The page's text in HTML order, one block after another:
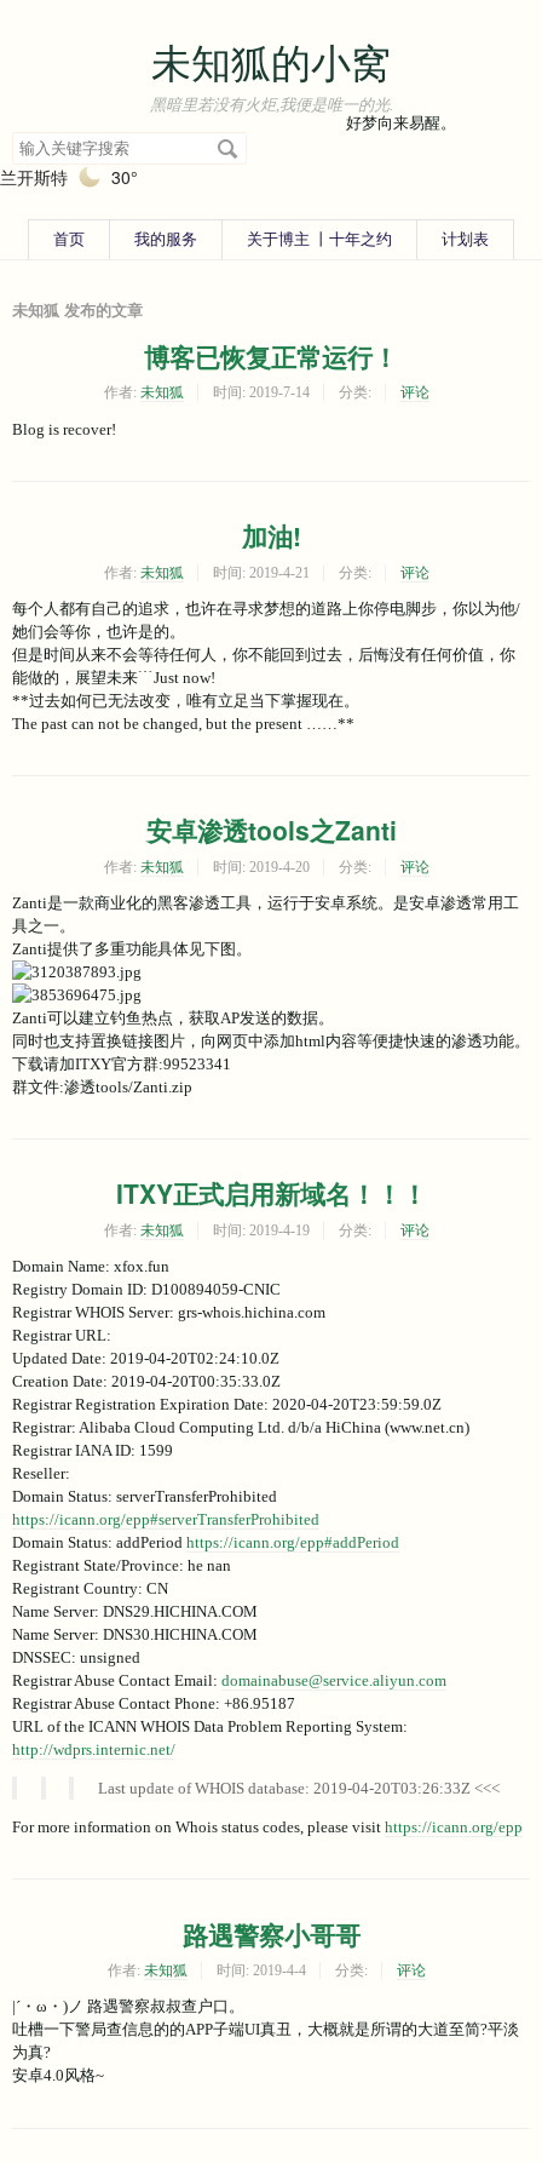
未知狐的小窝
黑暗里若没有火炬,我便是唯一的光.
搜
索
关
好梦向来易醒。
兰开斯特 30°
首页 我的服务 关于博主 丨十年之约 计划表
未知狐 发布的文章
博客已恢复正常运行！
作者: 未知狐 时间: 2019-7-14 分类: 评论
Blog is recover!
加油!
作者: 未知狐 时间: 2019-4-21 分类: 评论
每个人都有自己的追求，也许在寻求梦想的道路上你停电脚步，你以为他/
她们会等你，也许是的。
但是时间从来不会等待任何人，你不能回到过去，后悔没有任何价值，你
能做的，展望未来﹉Just now!
**过去如何已无法改变，唯有立足当下掌握现在。
The past can not be changed, but the present ……**
安卓渗透tools之Zanti
作者: 未知狐 时间: 2019-4-20 分类: 评论
Zanti是一款商业化的黑客渗透工具，运行于安卓系统。是安卓渗透常用工
具之一。
Zanti提供了多重功能具体见下图。
Zanti可以建立钓鱼热点，获取AP发送的数据。
同时也支持置换链接图片，向网页中添加html内容等便捷快速的渗透功能。
下载请加ITXY官方群:99523341
群文件:渗透tools/Zanti.zip
ITXY正式启用新域名！！！
作者: 未知狐 时间: 2019-4-19 分类: 评论
Domain Name: xfox.fun
Registry Domain ID: D100894059-CNIC
Registrar WHOIS Server: grs-whois.hichina.com
Registrar URL:
Updated Date: 2019-04-20T02:24:10.0Z
Creation Date: 2019-04-20T00:35:33.0Z
Registrar Registration Expiration Date: 2020-04-20T23:59:59.0Z
Registrar: Alibaba Cloud Computing Ltd. d/b/a HiChina (www.net.cn)
Registrar IANA ID: 1599
Reseller:
Domain Status: serverTransferProhibited
https://icann.org/epp#serverTransferProhibited
Domain Status: addPeriod https://icann.org/epp#addPeriod
Registrant State/Province: he nan
Registrant Country: CN
Name Server: DNS29.HICHINA.COM
Name Server: DNS30.HICHINA.COM
DNSSEC: unsigned
Registrar Abuse Contact Email: domainabuse@service.aliyun.com
Registrar Abuse Contact Phone: +86.95187
URL of the ICANN WHOIS Data Problem Reporting System:
http://wdprs.internic.net/
Last update of WHOIS database: 2019-04-20T03:26:33Z <<<
For more information on Whois status codes, please visit https://icann.org/epp
路遇警察小哥哥
作者: 未知狐 时间: 2019-4-4 分类: 评论
|´・ω・)ノ 路遇警察叔叔查户口。
吐槽一下警局查信息的的APP子端UI真丑，大概就是所谓的大道至简?平淡
为真?
安卓4.0风格~